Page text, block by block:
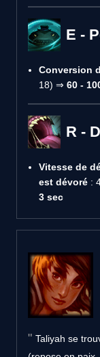
E -
Conversion
18) ⇒ 60 -
R -
Vitesse de
est dévoré :
3 sec
Taliyah se